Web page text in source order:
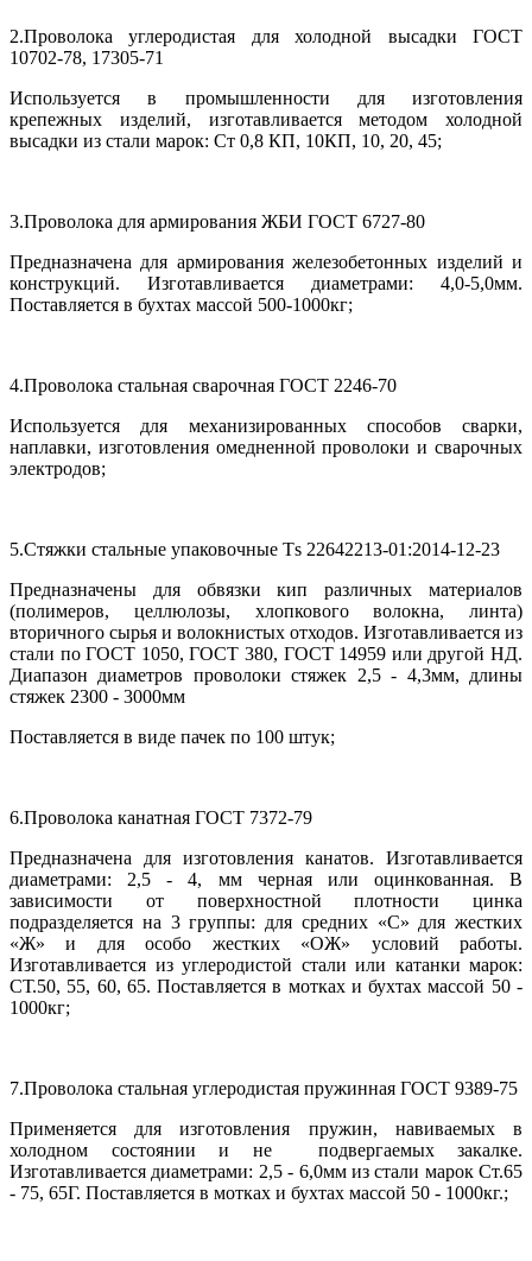
2.Проволока углеродистая для холодной высадки ГОСТ
10702-78, 17305-71
Используется в промышленности для изготовления
крепежных изделий, изготавливается методом холодной
высадки из стали марок: Ст 0,8 КП, 10КП, 10, 20, 45;
3.Проволока для армирования ЖБИ ГОСТ 6727-80
Предназначена для армирования железобетонных изделий и
конструкций. Изготавливается диаметрами: 4,0-5,0мм.
Поставляется в бухтах массой 500-1000кг;
4.Проволока стальная сварочная ГОСТ 2246-70
Используется для механизированных способов сварки,
наплавки, изготовления омедненной проволоки и сварочных
электродов;
5.Стяжки стальные упаковочные Тs 22642213-01:2014-12-23
Предназначены для обвязки кип различных материалов
(полимеров, целлюлозы, хлопкового волокна, линта)
вторичного сырья и волокнистых отходов. Изготавливается из
стали по ГОСТ 1050, ГОСТ 380, ГОСТ 14959 или другой НД.
Диапазон диаметров проволоки стяжек 2,5 - 4,3мм, длины
стяжек 2300 - 3000мм
Поставляется в виде пачек по 100 штук;
6.Проволока канатная ГОСТ 7372-79
Предназначена для изготовления канатов. Изготавливается
диаметрами: 2,5 - 4, мм черная или оцинкованная. В
зависимости от поверхностной плотности цинка
подразделяется на 3 группы: для средних «С» для жестких
«Ж» и для особо жестких «ОЖ» условий работы.
Изготавливается из углеродистой стали или катанки марок:
СТ.50, 55, 60, 65. Поставляется в мотках и бухтах массой 50 -
1000кг;
7.Проволока стальная углеродистая пружинная ГОСТ 9389-75
Применяется для изготовления пружин, навиваемых в
холодном состоянии и не подвергаемых закалке.
Изготавливается диаметрами: 2,5 - 6,0мм из стали марок Ст.65
- 75, 65Г. Поставляется в мотках и бухтах массой 50 - 1000кг.;